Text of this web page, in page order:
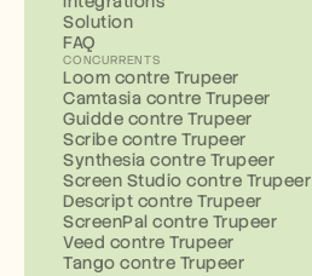
Solution
FAQ
CONCURRENTS
Loom contre Trupeer
Camtasia contre Trupeer
Guidde contre Trupeer
Scribe contre Trupeer
Synthesia contre Trupeer
Screen Studio contre Trupeer
Descript contre Trupeer
ScreenPal contre Trupeer
Veed contre Trupeer
Tango contre Trupeer